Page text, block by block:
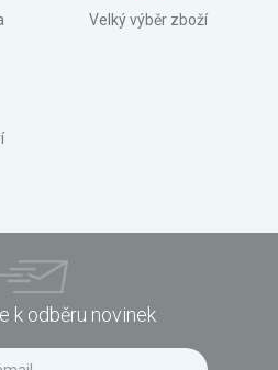
Velký výběr zboží
k odběru novinek